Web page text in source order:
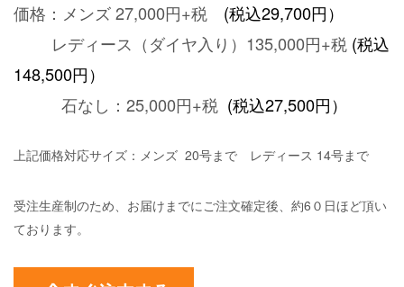
価格：メンズ 27,000円+税 (税込29,700円）
レディース（ダイヤ入り）135,000円+税 (税込
148,500円）
石なし：25,000円+税 (税込27,500円）
上記価格対応サイズ：メンズ 20号まで レディース 14号まで
受注生産制のため、お届けまでにご注文確定後、約6０日ほど頂い
ております。